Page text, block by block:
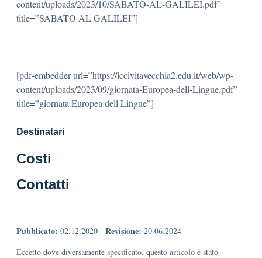
content/uploads/2023/10/SABATO-AL-GALILEI.pdf”
title=”SABATO AL GALILEI”]
[pdf-embedder url=”https://iccivitavecchia2.edu.it/web/wp-
content/uploads/2023/09/giornata-Europea-dell-Lingue.pdf”
title=”giornata Europea dell Lingue”]
Destinatari
Costi
Contatti
Pubblicato: 02.12.2020 - Revisione: 20.06.2024
Eccetto dove diversamente specificato, questo articolo è stato